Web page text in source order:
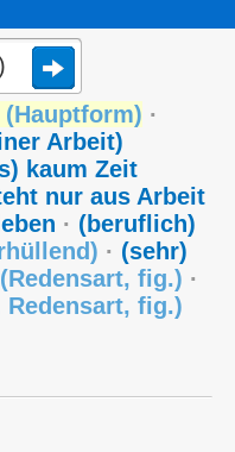
(Hauptform) ·
Arbeit)
kaum Zeit
nur aus Arbeit
· (beruflich)
) · (sehr)
(Redensart, fig.) ·
Redensart, fig.)